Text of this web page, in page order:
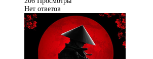
Нет ответов